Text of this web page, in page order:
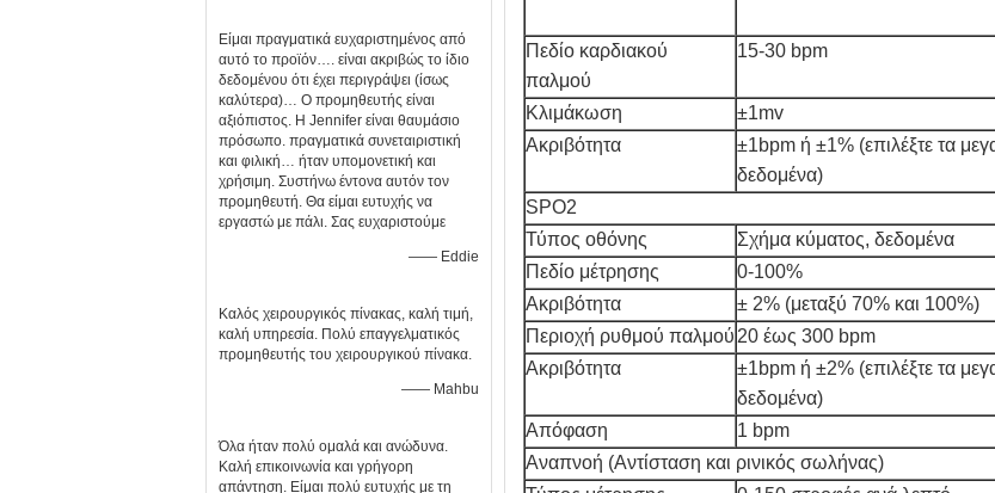
Είμαι πραγματικά ευχαριστημένος από
αυτό το προϊόν…. είναι ακριβώς το ίδιο
δεδομένου ότι έχει περιγράψει (ίσως
καλύτερα)… Ο προμηθευτής είναι
αξιόπιστος. Η Jennifer είναι θαυμάσιο
πρόσωπο. πραγματικά συνεταιριστική
και φιλική… ήταν υπομονετική και
χρήσιμη. Συστήνω έντονα αυτόν τον
προμηθευτή. Θα είμαι ευτυχής να
εργαστώ με πάλι. Σας ευχαριστούμε
—— Eddie
Καλός χειρουργικός πίνακας, καλή τιμή,
καλή υπηρεσία. Πολύ επαγγελματικός
προμηθευτής του χειρουργικού πίνακα.
—— Mahbu
Όλα ήταν πολύ ομαλά και ανώδυνα.
Καλή επικοινωνία και γρήγορη
απάντηση. Είμαι πολύ ευτυχής με τη
Πεδίο καρδιακού
παλμού
15-30 bpm
Κλιμάκωση
±1mv
Ακριβότητα
±1bpm ή ±1% (επιλέξτε τα
δεδομένα)
SPO2
Τύπος οθόνης
Σχήμα κύματος, δεδομένα
Πεδίο μέτρησης
0-100%
Ακριβότητα
± 2% (μεταξύ 70% και 100%)
Περιοχή ρυθμού παλμού 20 έως 300 bpm
Ακριβότητα
±1bpm ή ±2% (επιλέξτε τα
δεδομένα)
Απόφαση 1 bpm
Αναπνοή (Αντίσταση και ρινικός σωλήνας)